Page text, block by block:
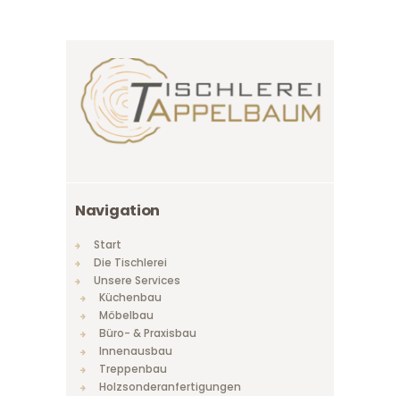
Navigation
Start
Die Tischlerei
Unsere Services
Küchenbau
Möbelbau
Büro- & Praxisbau
Innenausbau
Treppenbau
Holzsonderanfertigungen